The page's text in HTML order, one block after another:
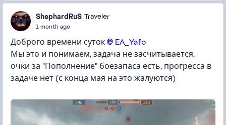
ShephardRuS Traveler
1 month ago
Доброго времени суток
EA_Yafo​
Мы это и понимаем, задача не засчитывается,
очки за "Пополнение" боезапаса есть, прогресса в
задаче нет (с конца мая на это жалуются)